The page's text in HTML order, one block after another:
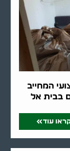
המחייב
בבית אל
עוד